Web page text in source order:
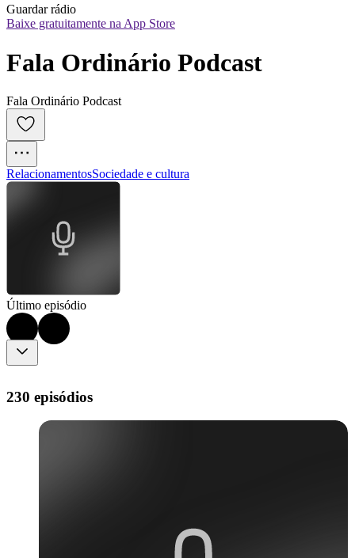
Guardar rádio
Baixe gratuitamente na App Store
Fala Ordinário Podcast
Fala Ordinário Podcast
RelacionamentosSociedade e cultura
Último episódio
230 episódios